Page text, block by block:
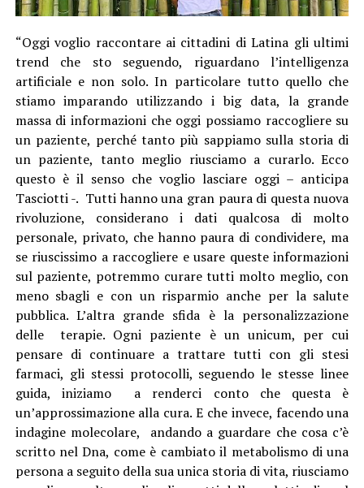
“Oggi voglio raccontare ai cittadini di Latina gli ultimi
trend che sto seguendo, riguardano l’intelligenza
artificiale e non solo. In particolare tutto quello che
stiamo imparando utilizzando i big data, la grande
massa di informazioni che oggi possiamo raccogliere su
un paziente, perché tanto più sappiamo sulla storia di
un paziente, tanto meglio riusciamo a curarlo. Ecco
questo è il senso che voglio lasciare oggi – anticipa
Tasciotti -. Tutti hanno una gran paura di questa nuova
rivoluzione, considerano i dati qualcosa di molto
personale, privato, che hanno paura di condividere, ma
se riuscissimo a raccogliere e usare queste informazioni
sul paziente, potremmo curare tutti molto meglio, con
meno sbagli e con un risparmio anche per la salute
pubblica. L’altra grande sfida è la personalizzazione
delle terapie. Ogni paziente è un unicum, per cui
pensare di continuare a trattare tutti con gli stesi
farmaci, gli stessi protocolli, seguendo le stesse linee
guida, iniziamo a renderci conto che questa è
un’approssimazione alla cura. E che invece, facendo una
indagine molecolare, andando a guardare che cosa c’è
scritto nel Dna, come è cambiato il metabolismo di una
persona a seguito della sua unica storia di vita, riusciamo